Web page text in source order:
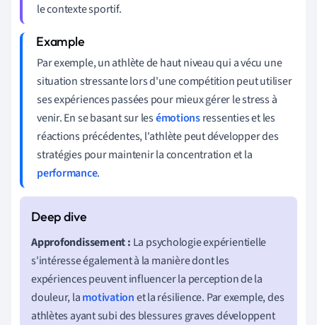
le contexte sportif.
Par exemple, un athlète de haut niveau qui a vécu une
situation stressante lors d'une compétition peut utiliser
ses expériences passées pour mieux gérer le stress à
venir. En se basant sur lesémotionsressenties et les
réactions précédentes, l'athlète peut développer des
stratégies pour maintenir la concentration et la
performance.
Approfondissement : La psychologie expérientielle
s'intéresse également à la manière dont les
expériences peuvent influencer la perception de la
douleur, lamotivationet la résilience. Par exemple, des
athlètes ayant subi des blessures graves développent